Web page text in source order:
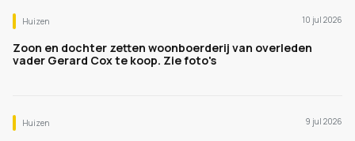
Huizen 10 jul 2026
Zoon en dochter zetten woonboerderij van overleden
vader Gerard Cox te koop. Zie foto's
Huizen 9 jul 2026